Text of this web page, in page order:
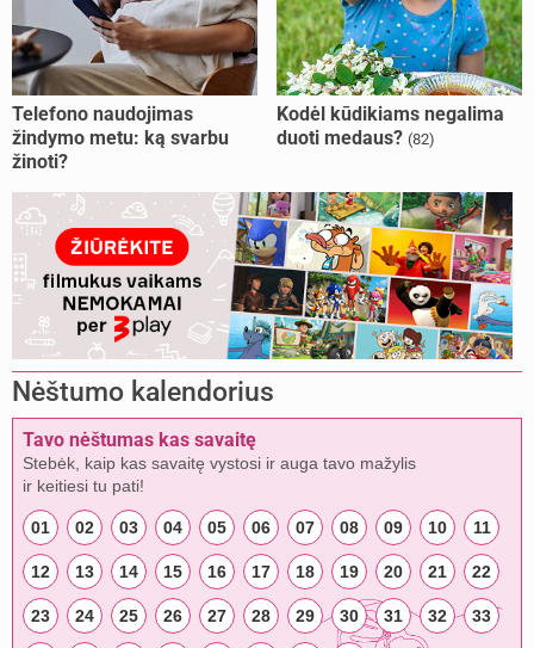
Telefono naudojimas
žindymo metu: ką svarbu
žinoti?
Kodėl kūdikiams negalima
duoti medaus? (82)
Nėštumo kalendorius
Tavo nėštumas kas savaitę
Stebėk, kaip kas savaitę vystosi ir auga tavo mažylis
ir keitiesi tu pati!
01 02 03 04 05 06 07 08 09 10 11
12 13 14 15 16 17 18 19 20 21 22
23 24 25 26 27 28 29 30 31 32 33